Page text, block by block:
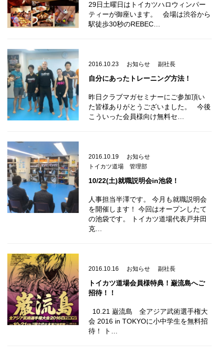
29日土曜日はトイカツハロウィンパー
ティーが御座います。 会場は渋谷から
駅徒歩30秒のREBEC…
2016.10.23 お知らせ 副社長
自分にあったトレーニング方法！
昨日クラブマガセミナーにご参加頂い
た皆様ありがとうございました。 今後
こういった会員様向け無料セ…
2016.10.19
お知らせ
トイカツ道場 管理部
10/22(土)就職説明会in池袋！
人事担当半澤です。 今月も就職説明会
を開催します！ 今回はオープンしたて
の池袋です。 トイカツ道場代表戸井田
克…
2016.10.16 お知らせ 副社長
トイカツ道場会員様特典！巌流島へご
招待！！
10.21 巌流島 全アジア武術選手権大
会 2016 in TOKYOに小中学生を無料招
待！ ト…